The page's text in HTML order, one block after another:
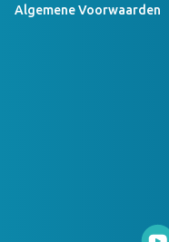
Algemene Voorwaarden